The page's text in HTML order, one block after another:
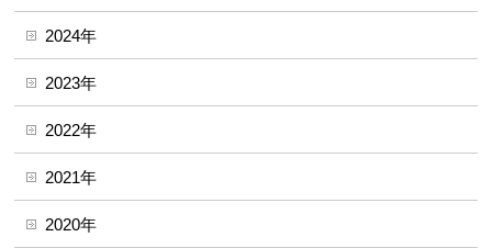
2024年
2023年
2022年
2021年
2020年